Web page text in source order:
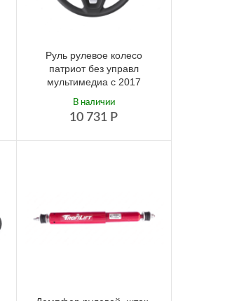
Руль рулевое колесо
патриот без управл
мультимедиа с 2017
10 731 Р
В наличии